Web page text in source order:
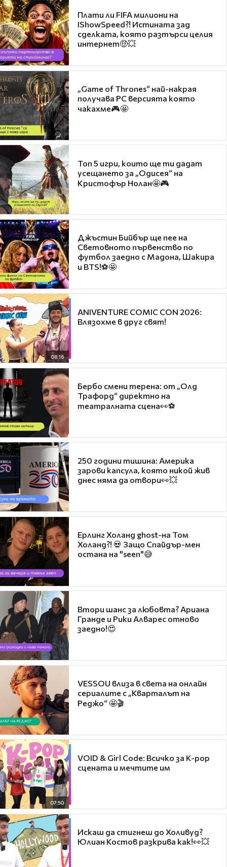
Плати ли FIFA милиони на
IShowSpeed?! Истината зад
сделката, която разтърси целия
интернет🤑💥
„Game of Thrones“ най-накрая
получава PC версията която
чакахме🎮🤩
Топ 5 игри, които ще ти дадат
усещането за „Одисея“ на
Кристофър Нолан🤩🎮
Джъстин Бийбър ще пее на
Световното първенство по
футбол заедно с Мадона, Шакира
и BTS!⚽🤩
08:16
ANIVENTURE COMIC CON 2026:
Влязохме в друг свят!
Бербо смени терена: от „Олд
Трафорд“ директно на
театралната сцена👀⚽
250 години тишина: Америка
зарови капсула, която никой жив
днес няма да отвори👀💥
Ерлинг Холанд ghost-на Том
Холанд?! 💀 Защо Спайдър-мен
остана на "seen"😅
Втори шанс за любовта? Ариана
Гранде и Рики Алварес отново
заедно!😍
VESSOU влиза в света на онлайн
сериалите с „Кварталът на
Реджо“ 🤩🎬
07:50
VOID & Girl Code: Всичко за K-pop
сцената и мечтите им
Искаш да стигнеш до Холивуд?
Юлиан Костов разкрива как!👀💥